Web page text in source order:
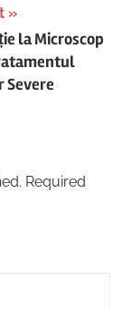
la Microscop
Required